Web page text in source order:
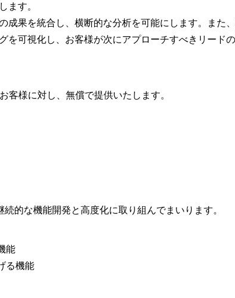
ます。
成果を統合し、横断的な分析を可能にします。また
可視化し、お客様が次にアプローチすべきリード
客様に対し、無償で提供いたします。
的な機能開発と高度化に取り組んでまいります。
能
る機能